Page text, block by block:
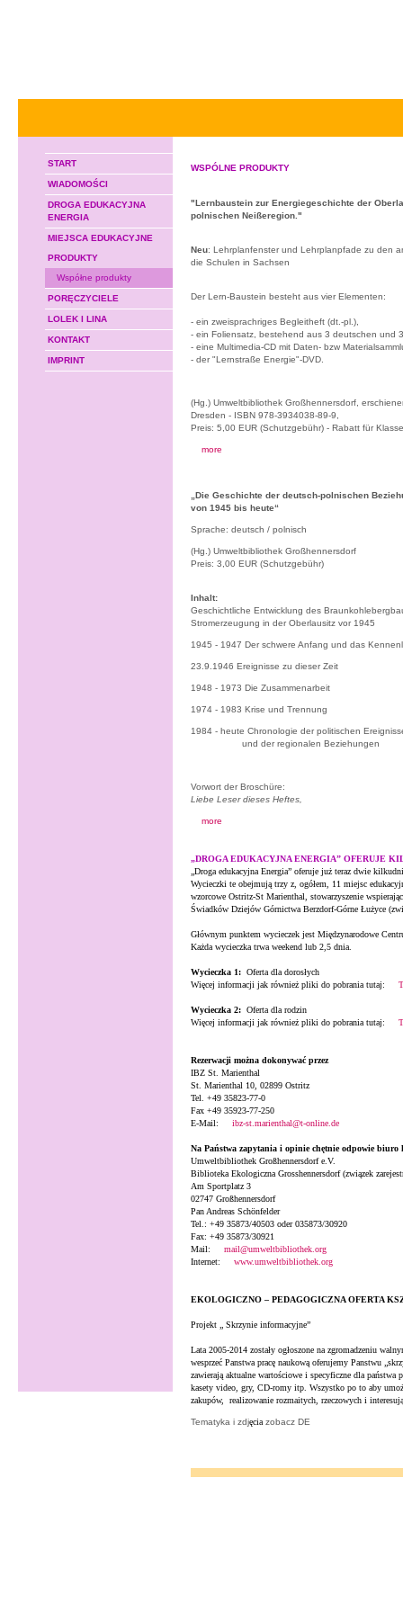
START
WIADOMOŚCI
DROGA EDUKACYJNA
ENERGIA
MIEJSCA EDUKACYJNE
PRODUKTY
Współne produkty
PORĘCZYCIELE
LOLEK I LINA
KONTAKT
IMPRINT
WSPÓLNE PRODUKTY
"Lernbaustein zur Energiegeschichte der
polnischen Neißeregion."
Neu: Lehrplanfenster und Lehrplanpfade zu den
die Schulen in Sachsen
Der Lern-Baustein besteht aus vier Elementen:
- ein zweisprachriges Begleitheft (dt.-pl.),
- ein Foliensatz, bestehend aus 3 deutschen und
- eine Multimedia-CD mit Daten- bzw
- der "Lernstraße Energie"-DVD.
(Hg.) Umweltbibliothek Großhennersdorf,
Dresden - ISBN 978-3934038-89-9,
Preis: 5,00 EUR (Schutzgebühr) - Rabatt für
more
„Die Geschichte der deutsch-polnischen
von 1945 bis heute“
Sprache: deutsch / polnisch
(Hg.) Umweltbibliothek Großhennersdorf
Preis: 3,00 EUR (Schutzgebühr)
Inhalt:
Geschichtliche Entwicklung des
Stromerzeugung in der Oberlausitz vor 1945
1945 - 1947 Der schwere Anfang und das
23.9.1946 Ereignisse zu dieser Zeit
1948 - 1973 Die Zusammenarbeit
1974 - 1983 Krise und Trennung
1984 - heute Chronologie der politischen
und der regionalen Beziehungen
Vorwort der Broschüre:
Liebe Leser dieses Heftes,
more
„DROGA EDUKACYJNA ENERGIA” OFERUJE
„Droga edukacyjna Energia” oferuje już teraz dwie
Wycieczki te obejmują trzy z, ogółem, 11 miejsc
wzorcowe Ostritz-St Marienthal, stowarzyszenie
Świadków Dziejów Górnictwa Berzdorf-Górne Łużyce
Głównym punktem wycieczek jest Międzynarodowe
Każda wycieczka trwa weekend lub 2,5 dnia.
Wycieczka 1: Oferta dla dorosłych
Więcej informacji jak również pliki do pobrania tutaj:
Wycieczka 2: Oferta dla rodzin
Więcej informacji jak również pliki do pobrania tutaj:
Rezerwacji można dokonywać przez
IBZ St. Marienthal
St. Marienthal 10, 02899 Ostritz
Tel. +49 35823-77-0
Fax +49 35923-77-250
E-Mail:
ibz-st.marienthal@t-online.de
Na Państwa zapytania i opinie chętnie odpowie
Umweltbibliothek Großhennersdorf e.V.
Biblioteka Ekologiczna Grosshennersdorf (związek
Am Sportplatz 3
02747 Großhennersdorf
Pan Andreas Schönfelder
Tel.: +49 35873/40503 oder 035873/30920
Fax: +49 35873/30921
Mail:
mail@umweltbibliothek.org
Internet:
www.umweltbibliothek.org
EKOLOGICZNO – PEDAGOGICZNA OFERTA
Projekt „ Skrzynie informacyjne”
Lata 2005-2014 zostały ogłoszone na zgromadzeniu
wesprzeć Panstwa pracę naukową oferujemy Panstwu
zawierają aktualne wartościowe i specyficzne dla państwa
kasety video, gry, CD-romy itp. Wszystko po to aby
zakupów,
realizowanie rozmaitych, rzeczowych i
Tematyka i zdjęcia zobacz DE